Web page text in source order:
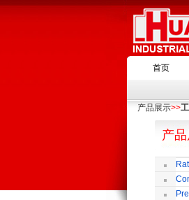
首页
产品展示>>
产
Style)